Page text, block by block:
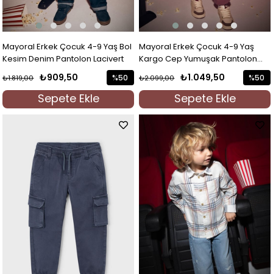
Mayoral Erkek Çocuk 4-9 Yaş Bol
Kesim Denim Pantolon Lacivert
₺909,50
₺1.819,00
Sepete Ekle
%50
İndirim
%50İndirim
Mayoral Erkek Çocuk 4-9 Yaş
Kargo Cep Yumuşak Pantolon
₺1.049,50
₺2.099,00
Sepete Ekle
%50
İndirim